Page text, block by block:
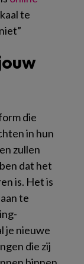
te
die
in hun
zullen
dat het
is. Het is
te
je nieuwe
die zij